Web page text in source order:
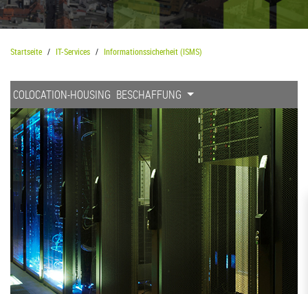
Startseite IT-Services Informationssicherheit (ISMS)
COLOCATION-HOUSING BESCHAFFUNG